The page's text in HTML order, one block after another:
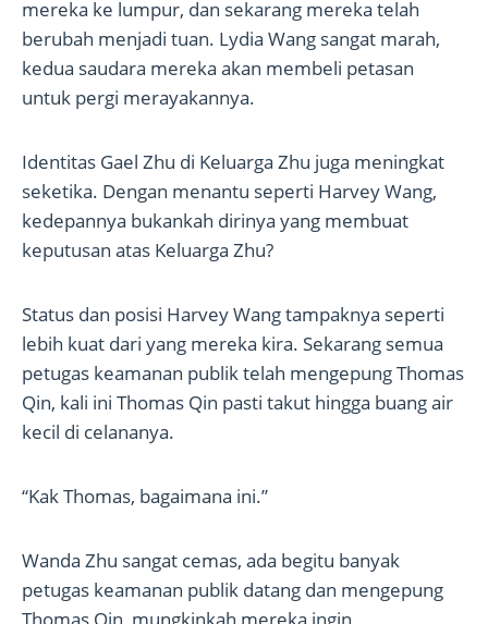
mereka ke lumpur, dan sekarang mereka telah
berubah menjadi tuan. Lydia Wang sangat marah,
kedua saudara mereka akan membeli petasan
untuk pergi merayakannya.
Identitas Gael Zhu di Keluarga Zhu juga meningkat
seketika. Dengan menantu seperti Harvey Wang,
kedepannya bukankah dirinya yang membuat
keputusan atas Keluarga Zhu?
Status dan posisi Harvey Wang tampaknya seperti
lebih kuat dari yang mereka kira. Sekarang semua
petugas keamanan publik telah mengepung Thomas
Qin, kali ini Thomas Qin pasti takut hingga buang air
kecil di celananya.
“Kak Thomas, bagaimana ini.”
Wanda Zhu sangat cemas, ada begitu banyak
petugas keamanan publik datang dan mengepung
Thomas Qin, mungkinkah mereka ingin